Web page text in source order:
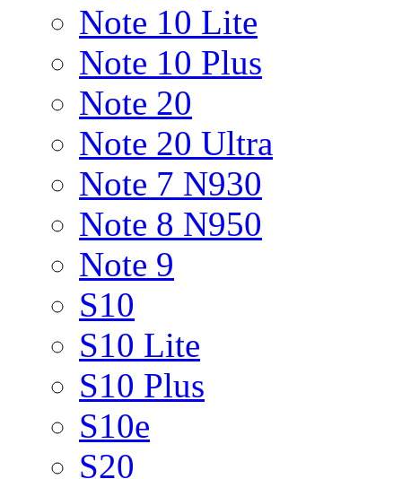
Note 10 Lite
Note 10 Plus
Note 20
Note 20 Ultra
Note 7 N930
Note 8 N950
Note 9
S10
S10 Lite
S10 Plus
S10e
S20